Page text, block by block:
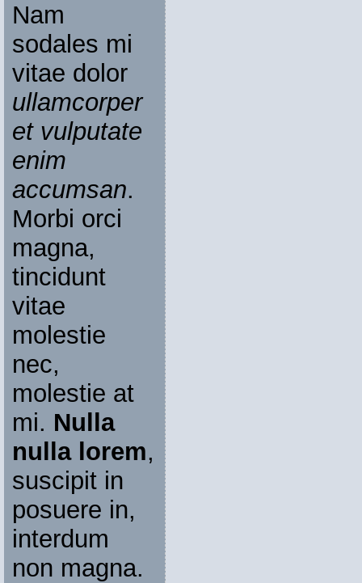
Nam
sodales mi
vitae dolor
ullamcorper
et vulputate
enim
accumsan.
Morbi orci
magna,
tincidunt
vitae
molestie
nec,
molestie at
mi. Nulla
nulla lorem,
suscipit in
posuere in,
interdum
non magna.